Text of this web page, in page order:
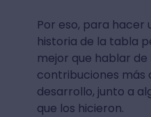
Por eso, para
historia de la tabla
mejor que hablar de
contribuciones más
desarrollo, junto a
que los hicieron.